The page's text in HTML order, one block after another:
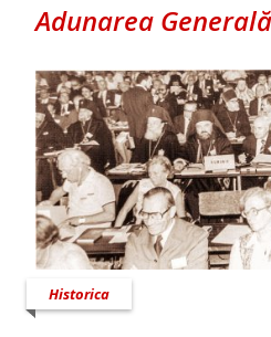
Adunarea Generală
Historica